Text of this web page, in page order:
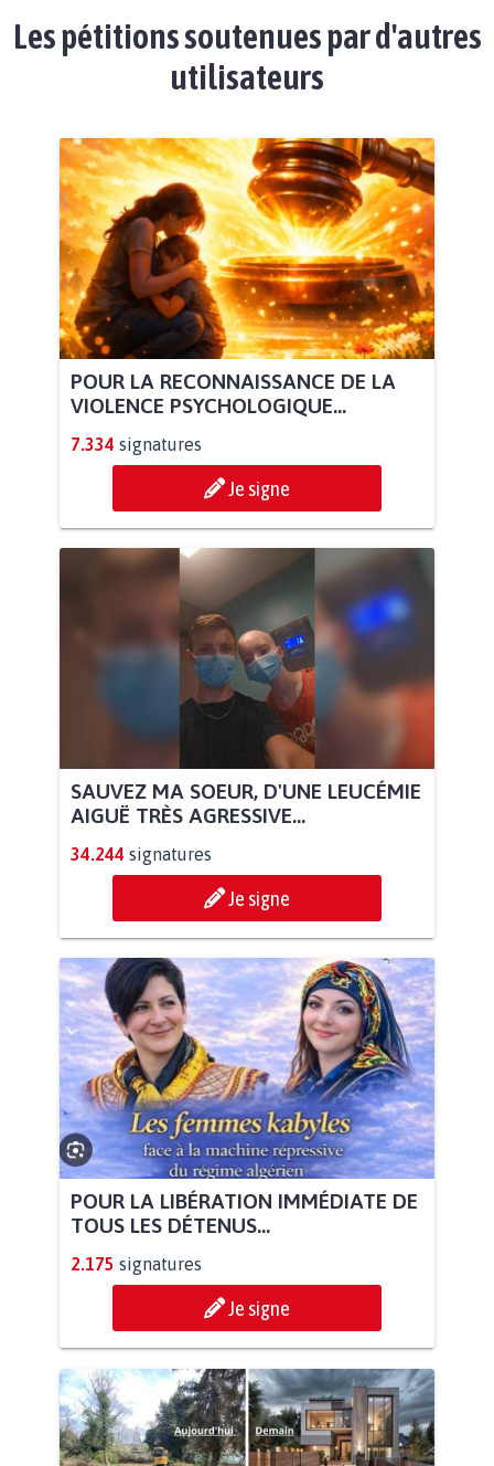
Les pétitions soutenues par d'autres
utilisateurs
POUR LA RECONNAISSANCE DE LA
VIOLENCE PSYCHOLOGIQUE...
7.334 signatures
Je signe
SAUVEZ MA SOEUR, D'UNE LEUCÉMIE
AIGUË TRÈS AGRESSIVE...
34.244 signatures
Je signe
POUR LA LIBÉRATION IMMÉDIATE DE
TOUS LES DÉTENUS...
2.175 signatures
Je signe